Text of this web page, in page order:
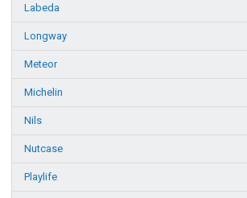
Labeda
Longway
Meteor
Michelin
Nils
Nutcase
Playlife